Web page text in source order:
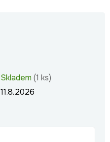
Skladem (1 ks)
11.8.2026